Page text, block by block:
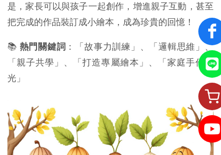
是，家長可以與孩子一起創作，增進親子互動，甚至
把完成的作品裝訂成小繪本，成為珍貴的回憶！
📚 熱門關鍵詞 ：「故事力訓練」、「邏輯思維」、
「親子共學」、「打造專屬繪本」、「家庭手作時
光」